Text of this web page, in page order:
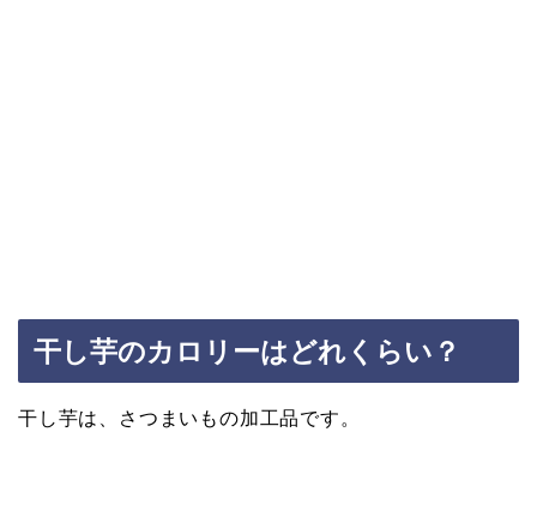
干し芋のカロリーはどれくらい？
干し芋は、さつまいもの加工品です。